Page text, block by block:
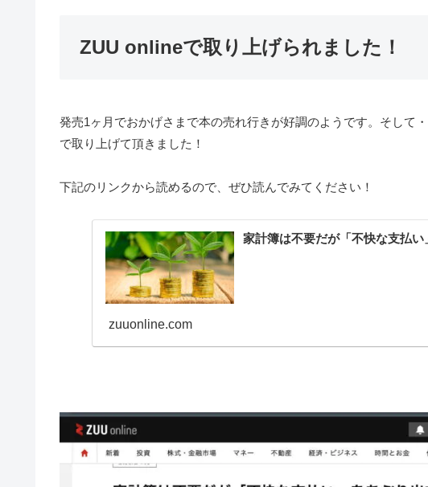
ZUU onlineで取り上げられました！
発売1ヶ月でおかげさまで本の売れ行きが好調のようです。そして
で取り上げて頂きました！
下記のリンクから読めるので、ぜひ読んでみてください！
家計簿は不要だが「不快な支払
zuuonline.com